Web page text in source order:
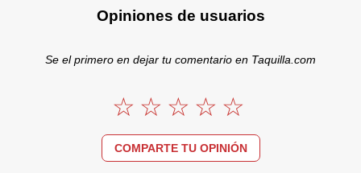
Opiniones de usuarios
Se el primero en dejar tu comentario en Taquilla.com
COMPARTE TU OPINIÓN